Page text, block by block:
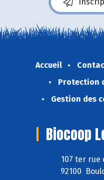
Accueil
Protection
Gestion des
Biocoop
107 ter
92100